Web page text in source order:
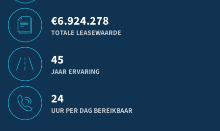
€6.924.278
TOTALE LEASEWAARDE
45
JAAR ERVARING
24
UUR PER DAG BEREIKBAAR